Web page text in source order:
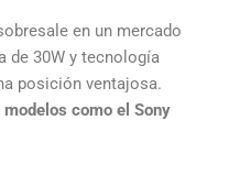
en un mercado
de 30W y tecnología
posición ventajosa.
como el Sony